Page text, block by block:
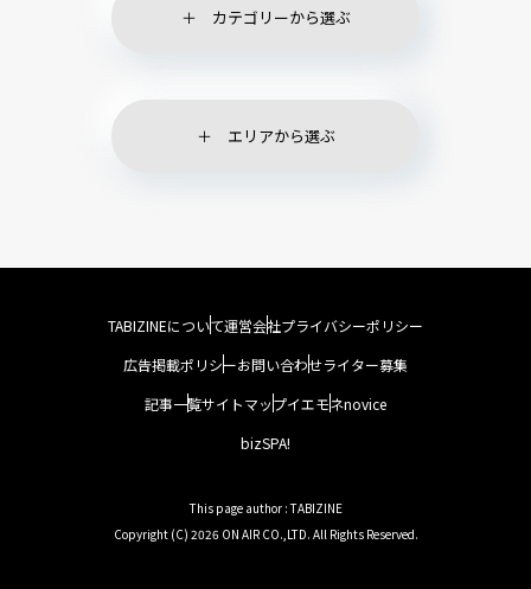
カテゴリーから選ぶ
エリアから選ぶ
TABIZINEについて運営会社プライバシーポリシー
広告掲載ポリシーお問い合わせライター募集
記事一覧サイトマップイエモネnovice
bizSPA!
This page author : TABIZINE
Copyright (C) 2026 ON AIR CO.,LTD. All Rights Reserved.